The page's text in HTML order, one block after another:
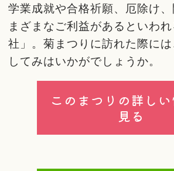
学業成就や合格祈願、厄除け
まざまなご利益があるといわ
社」。菊まつりに訪れた際に
してみはいかがでしょうか。
このまつりの詳しい
見る